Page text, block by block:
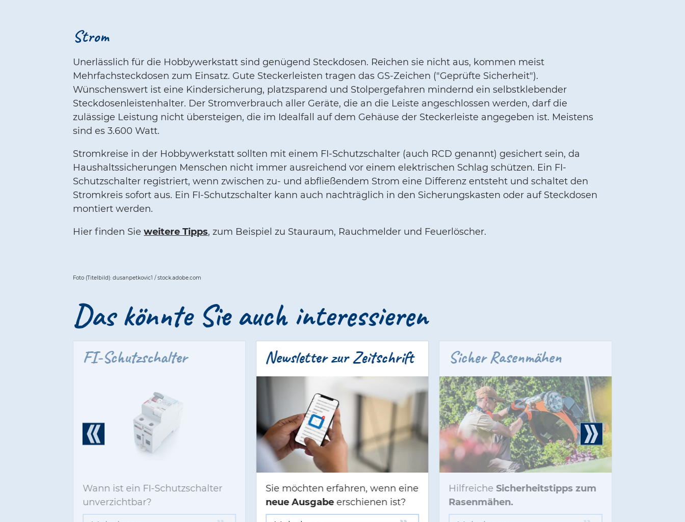
Strom
Unerlässlich für die Hobbywerkstatt sind genügend Steckdosen. Reichen sie nicht aus, kommen meist
Mehrfachsteckdosen zum Einsatz. Gute Steckerleisten tragen das GS-Zeichen ("Geprüfte Sicherheit").
Wünschenswert ist eine Kindersicherung, platzsparend und Stolpergefahren mindernd ein selbstklebender
Steckdosenleistenhalter. Der Stromverbrauch aller Geräte, die an die Leiste angeschlossen werden, darf die
zulässige Leistung nicht übersteigen, die im Idealfall auf dem Gehäuse der Steckerleiste angegeben ist. Meistens
sind es 3.600 Watt.
Stromkreise in der Hobbywerkstatt sollten mit einem FI-Schutzschalter (auch RCD genannt) gesichert sein, da
Haushaltssicherungen Menschen nicht immer ausreichend vor einem elektrischen Schlag schützen. Ein FI-
Schutzschalter registriert, wenn zwischen zu- und abfließendem Strom eine Differenz entsteht und schaltet den
Stromkreis sofort aus. Ein FI-Schutzschalter kann auch nachträglich in den Sicherungskasten oder auf Steckdosen
montiert werden.
Hier finden Sieweitere Tipps, zum Beispiel zu Stauraum, Rauchmelder und Feuerlöscher.
Foto (Titelbild): dusanpetkovic1 / stock.adobe.com
Das könnte Sie auch interessieren
FI-Schutzschalter
Wann ist ein FI-Schutzschalter
unverzichtbar?
Newsletter zur Zeitschrift
Sie möchten erfahren, wenn eine
neue Ausgabeerschienen ist?
Sicher Rasenmähen
Hilfreiche Sicherheitstipps zum
Rasenmähen.